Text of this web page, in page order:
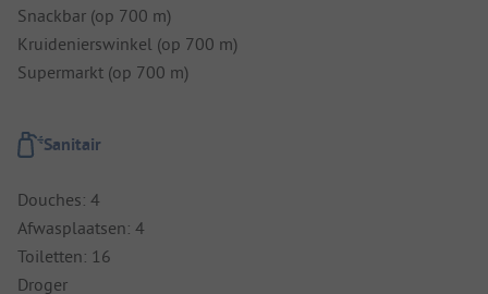
Snackbar (op 700 m)
Kruidenierswinkel (op 700 m)
Supermarkt (op 700 m)
Sanitair
Douches: 4
Afwasplaatsen: 4
Toiletten: 16
Droger